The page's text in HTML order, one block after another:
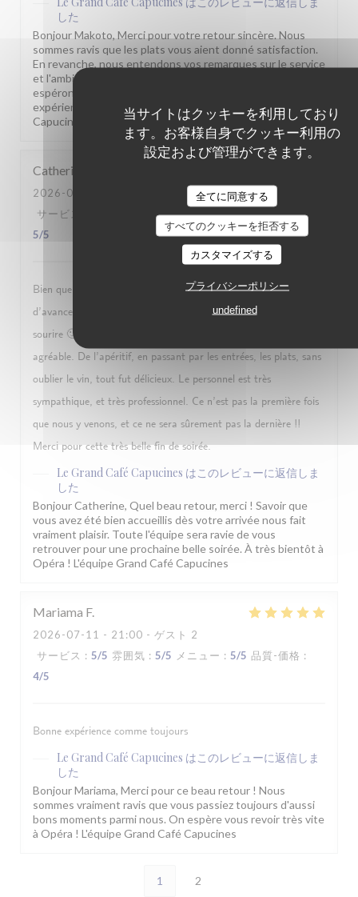
当サイトはクッキーを利用しており
ます。お客様自身でクッキー利用の
設定および管理ができます。
全てに同意する
すべてのクッキーを拒否する
カスタマイズする
プライバシーポリシー
undefined
した
Bonjour Makoto, Merci pour votre retour sincère. Nous
sommes ravis que les plats vous aient donné satisfaction.
En revanche, nous entendons vos remarques sur le service
et l'ambiance, et nous en prenons bonne note. Nous
espérons vous revoir bientôt pour vous offrir une
expérience plus complète. Bien à vous, Grand Café
Capucines, Paris 9
Catherine
2026-07-12
- 23:30 - ゲスト 3
サービス
5/5 メニュー: 5/5 品質-価格:
5/5
Bien que nous soyons arrivés avec plus de trois quart d’heure
d’avance, nous avons été accueilli sans problème, et avec le
sourire 🙂. Ensuite, notre repas s’est déroulé de façon très
agréable. De l’apéritif, en passant par les entrées, les plats, sans
oublier le vin, tout fut délicieux. Le personnel est très
sympathique, et très professionnel. Ce n’est pas la première fois
que nous y venons, et ce ne sera sûrement pas la dernière !!
Merci pour cette très belle fin de soirée.
Le Grand Café Capucines はこのレビューに返信しま
した
Bonjour Catherine, Quel beau retour, merci ! Savoir que
vous avez été bien accueillis dès votre arrivée nous fait
vraiment plaisir. Toute l'équipe sera ravie de vous
retrouver pour une prochaine belle soirée. À très bientôt à
Opéra ! L'équipe Grand Café Capucines
Mariama F
2026-07-11 - 21:00 - ゲスト 2
サービス : 5/5 雰囲気 : 5/5 メニュー : 5/5 品質-価格 :
4/5
Bonne expérience comme toujours
Le Grand Café Capucines はこのレビューに返信しま
した
Bonjour Mariama, Merci pour ce beau retour ! Nous
sommes vraiment ravis que vous passiez toujours d'aussi
bons moments parmi nous. On espère vous revoir très vite
à Opéra ! L'équipe Grand Café Capucines
1 2